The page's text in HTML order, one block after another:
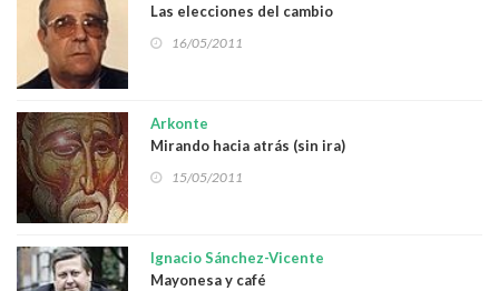
Las elecciones del cambio
16/05/2011
Arkonte
Mirando hacia atrás (sin ira)
15/05/2011
Ignacio Sánchez-Vicente
Mayonesa y café